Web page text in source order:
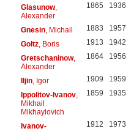
Glasunow,
Alexander
1865 1936
Gnesin, Michail 1883 1957
Goltz, Boris 1913 1942
Gretschaninow,
Alexander
1864 1956
Iljin, Igor 1909 1959
Ippolitov-Ivanov,
Mikhail
Mikhaylovich
1859 1935
Ivanov-
1912 1973